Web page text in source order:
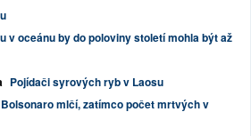
v oceánu by do poloviny století mohla být až
Pojídači syrových ryb v Laosu
mlčí, zatímco počet mrtvých v